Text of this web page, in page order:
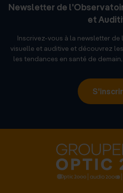
Newsletter de
et
Inscrivez-vous à la newsletter
visuelle et auditive et découvrez
les tendances en santé de